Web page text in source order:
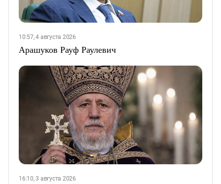
10:57, 4 августа 2026
Арашуков Рауф Раулевич
16:10, 3 августа 2026